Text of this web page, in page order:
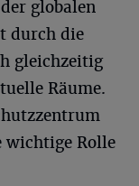
globalen
durch die
gleichzeitig
Räume.
wichtige Rolle